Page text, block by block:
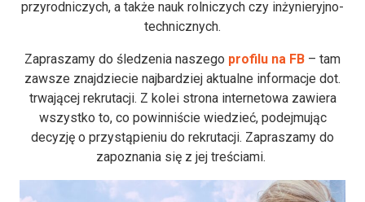
przyrodniczych, a także nauk rolniczych czy inżynieryjno-
technicznych.
Zapraszamy do śledzenia naszego profilu na FB – tam
zawsze znajdziecie najbardziej aktualne informacje dot.
trwającej rekrutacji. Z kolei strona internetowa zawiera
wszystko to, co powinniście wiedzieć, podejmując
decyzję o przystąpieniu do rekrutacji. Zapraszamy do
zapoznania się z jej treściami.